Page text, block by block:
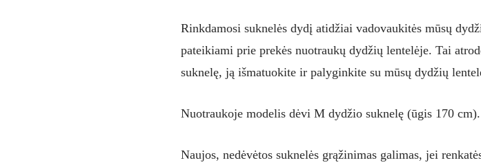
Rinkdamosi suknelės dydį atidžiai vadovaukitės mūsų
pateikiami prie prekės nuotraukų dydžių lentelėje. Tai
suknelę, ją išmatuokite ir palyginkite su mūsų dydžių
Nuotraukoje modelis dėvi M dydžio suknelę (ūgis 170 cm).
Naujos, nedėvėtos suknelės grąžinimas galimas, jei